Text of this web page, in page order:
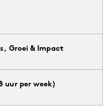
Groei & Impact
uur per week)